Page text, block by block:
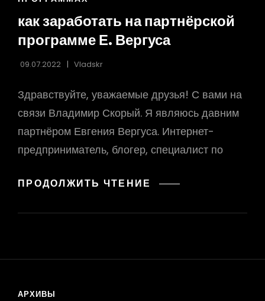
как заработать на партнёрской
программе Е. Вергуса
09.07.2022 Vladskr
Здравствуйте, уважаемые друзья! С вами на
связи Владимир Скорый. Я являюсь давним
партнёром Евгения Вергуса. Интернет-
предприниматель, блогер, специалист по
ПРОДОЛЖИТЬ ЧТЕНИЕ КАК
НА
Е.
АРХИВЫ